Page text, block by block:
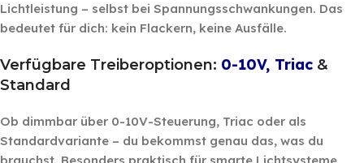
Lichtleistung – selbst bei Spannungsschwankungen. Das
bedeutet für dich: kein Flackern, keine Ausfälle.
Verfügbare Treiberoptionen: 0-10V, Triac &
Standard
Ob dimmbar über 0-10V-Steuerung, Triac oder als
Standardvariante – du bekommst genau das, was du